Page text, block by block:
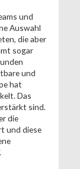
und
Auswahl
die aber
sogar
und
hat
Das
sind.
die
und diese